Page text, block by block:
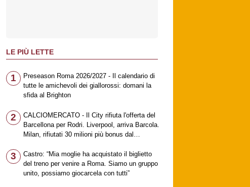
LE PIÙ LETTE
1
Preseason Roma 2026/2027 - Il calendario di
tutte le amichevoli dei giallorossi: domani la
sfida al Brighton
2
CALCIOMERCATO - Il City rifiuta l'offerta del
Barcellona per Rodri. Liverpool, arriva Barcola.
Milan, rifiutati 30 milioni più bonus dal
Gabriel Jesus. Fiorentina, ufficiale
Mastantuono
3
Castro: “Mia moglie ha acquistato il biglietto
del treno per venire a Roma. Siamo un gruppo
unito, possiamo giocarcela con tutti”